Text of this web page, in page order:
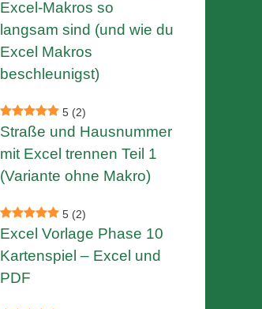
Excel-Makros so
langsam sind (und wie du
Excel Makros
beschleunigst)
5 (2)
Straße und Hausnummer
mit Excel trennen Teil 1
(Variante ohne Makro)
5 (2)
Excel Vorlage Phase 10
Kartenspiel – Excel und
PDF